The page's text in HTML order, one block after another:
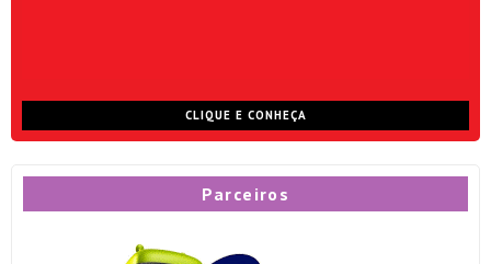
CLIQUE E CONHEÇA
Parceiros